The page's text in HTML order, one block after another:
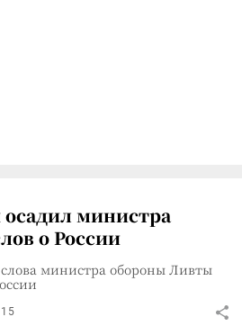
министра
о России
министра обороны Ливты
15